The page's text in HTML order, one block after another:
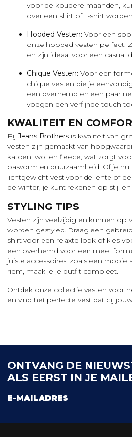
voor de koudere maanden,
over een shirt of T-shirt
Hooded Vesten: Voor een
onze hooded vesten perfect.
en zijn ideaal voor een casual
Chique Vesten: Voor een
chique vesten die je
een overhemd en een paar
voegen een verfijnde touch
KWALITEIT EN
Bij Jeans Brothers is kwaliteit van
vesten zijn gemaakt van
katoen, wol en fleece, wat zorgt
pasvorm en duurzaamheid. Of je nu
lichtgewicht vest voor de lente of
de winter, je kunt rekenen op stijl
STYLING TIPS
Vesten zijn veelzijdig en kunnen op
worden gestyled. Draag een
shirt voor een relaxte look of kies
een overhemd voor een meer
juiste accessoires, zoals een mooie
riem, maak je je outfit compleet.
Ontdek onze collectie vesten voor
en vind het perfecte vest dat bij
ONTVANG DE
ALS EERST IN JE